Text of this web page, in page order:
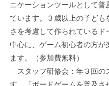
ニケーションツールとして普
ています。３歳以上の子ども
さを考慮して作られている
中心に、ゲーム初心者の方が
ます。（参加費無料）
スタッフ研修会：年３回の